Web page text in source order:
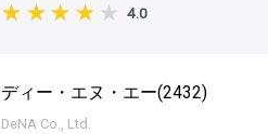
4.0
ディー・エヌ・エー(2432)
DeNA Co., Ltd.